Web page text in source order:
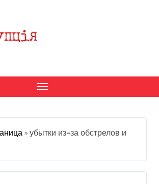
» убытки из-за обстрелов и